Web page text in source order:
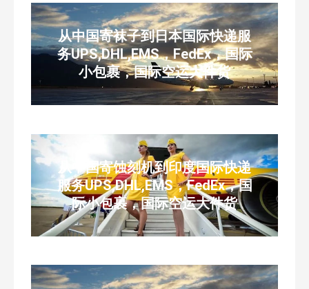
从中国寄袜子到日本国际快递服
务UPS,DHL,EMS，FedEx，国际
小包裹，国际空运大件货
从中国寄蚀刻机到印度国际快递
服务UPS,DHL,EMS，FedEx，国
际小包裹，国际空运大件货